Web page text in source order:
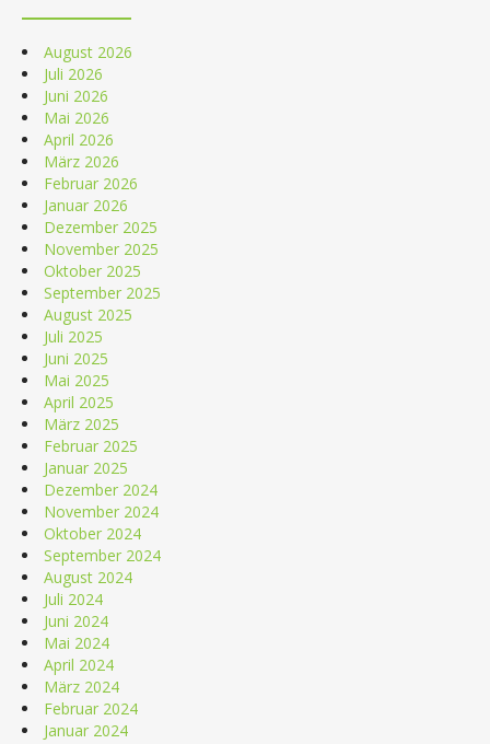
August 2026
Juli 2026
Juni 2026
Mai 2026
April 2026
März 2026
Februar 2026
Januar 2026
Dezember 2025
November 2025
Oktober 2025
September 2025
August 2025
Juli 2025
Juni 2025
Mai 2025
April 2025
März 2025
Februar 2025
Januar 2025
Dezember 2024
November 2024
Oktober 2024
September 2024
August 2024
Juli 2024
Juni 2024
Mai 2024
April 2024
März 2024
Februar 2024
Januar 2024